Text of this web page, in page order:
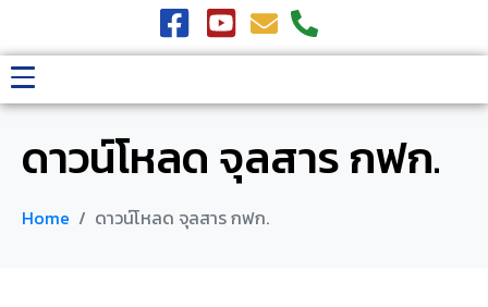
ดาวน์โหลด จุลสาร กฟก.
Home ดาวน์โหลด จุลสาร กฟก.